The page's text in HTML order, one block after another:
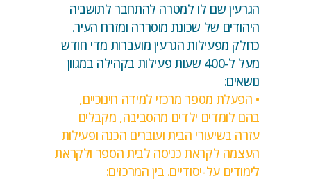
הגרעין שם לו למטרה להתחבר לתושביה
היהודים של שכונת מוסררה ומזרח העיר.
כחלק מפעילות הגרעין מועברות מדי חודש
מעל ל-400 שעות פעילות בקהילה במגוון
נושאים:
• הפעלת מספר מרכזי למידה חינוכיים,
בהם לומדים ילדים מהסביבה, מקבלים
עזרה בשיעורי הבית ועוברים הכנה ופעילות
העצמה לקראת כניסה לבית הספר ולקראת
לימודים על-יסודיים. בין המרכזים: